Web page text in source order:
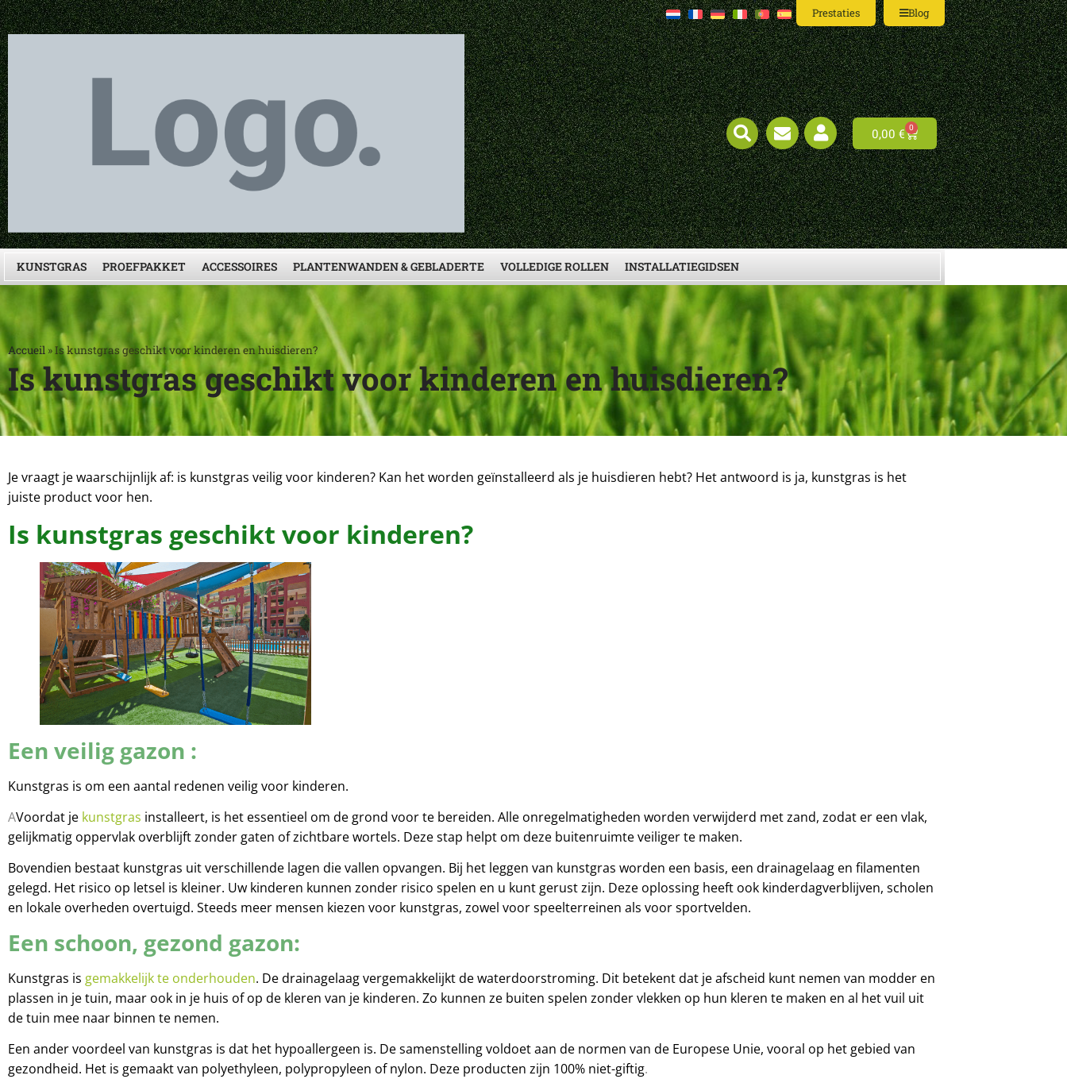
Prestaties Blog
0,00 € 0
KUNSTGRAS PROEFPAKKET ACCESSOIRES PLANTENWANDEN & GEBLADERTE VOLLEDIGE ROLLEN INSTALLATIEGIDSEN
Accueil »Is kunstgras geschikt voor kinderen en huisdieren?
Is kunstgras geschikt voor kinderen en huisdieren?
Je vraagt je waarschijnlijk af: is kunstgras veilig voor kinderen? Kan het worden geïnstalleerd als je huisdieren hebt? Het antwoord is ja, kunstgras is het
juiste product voor hen.
Is kunstgras geschikt voor kinderen?
Een veilig gazon :
Kunstgras is om een aantal redenen veilig voor kinderen.
AVoordat je kunstgras installeert, is het essentieel om de grond voor te bereiden. Alle onregelmatigheden worden verwijderd met zand, zodat er een vlak,
gelijkmatig oppervlak overblijft zonder gaten of zichtbare wortels. Deze stap helpt om deze buitenruimte veiliger te maken.
Bovendien bestaat kunstgras uit verschillende lagen die vallen opvangen. Bij het leggen van kunstgras worden een basis, een drainagelaag en filamenten
gelegd. Het risico op letsel is kleiner. Uw kinderen kunnen zonder risico spelen en u kunt gerust zijn. Deze oplossing heeft ook kinderdagverblijven, scholen
en lokale overheden overtuigd. Steeds meer mensen kiezen voor kunstgras, zowel voor speelterreinen als voor sportvelden.
Een schoon, gezond gazon:
Kunstgras is gemakkelijk te onderhouden. De drainagelaag vergemakkelijkt de waterdoorstroming. Dit betekent dat je afscheid kunt nemen van modder en
plassen in je tuin, maar ook in je huis of op de kleren van je kinderen. Zo kunnen ze buiten spelen zonder vlekken op hun kleren te maken en al het vuil uit
de tuin mee naar binnen te nemen.
Een ander voordeel van kunstgras is dat het hypoallergeen is. De samenstelling voldoet aan de normen van de Europese Unie, vooral op het gebied van
gezondheid. Het is gemaakt van polyethyleen, polypropyleen of nylon. Deze producten zijn 100% niet-giftig.